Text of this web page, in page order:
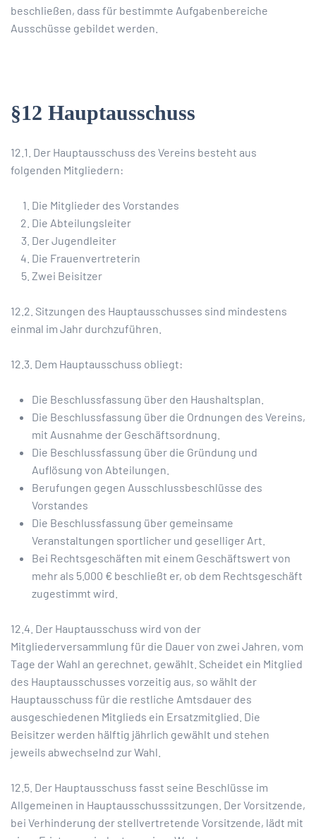
beschließen, dass für bestimmte Aufgabenbereiche
Ausschüsse gebildet werden.
§12 Hauptausschuss
12.1. Der Hauptausschuss des Vereins besteht aus
folgenden Mitgliedern:
Die Mitglieder des Vorstandes
Die Abteilungsleiter
Der Jugendleiter
Die Frauenvertreterin
Zwei Beisitzer
12.2. Sitzungen des Hauptausschusses sind mindestens
einmal im Jahr durchzuführen.
12.3. Dem Hauptausschuss obliegt:
Die Beschlussfassung über den Haushaltsplan.
Die Beschlussfassung über die Ordnungen des Vereins,
mit Ausnahme der Geschäftsordnung.
Die Beschlussfassung über die Gründung und
Auflösung von Abteilungen.
Berufungen gegen Ausschlussbeschlüsse des
Vorstandes
Die Beschlussfassung über gemeinsame
Veranstaltungen sportlicher und geselliger Art.
Bei Rechtsgeschäften mit einem Geschäftswert von
mehr als 5.000 € beschließt er, ob dem Rechtsgeschäft
zugestimmt wird.
12.4. Der Hauptausschuss wird von der
Mitgliederversammlung für die Dauer von zwei Jahren, vom
Tage der Wahl an gerechnet, gewählt. Scheidet ein Mitglied
des Hauptausschusses vorzeitig aus, so wählt der
Hauptausschuss für die restliche Amtsdauer des
ausgeschiedenen Mitglieds ein Ersatzmitglied. Die
Beisitzer werden hälftig jährlich gewählt und stehen
jeweils abwechselnd zur Wahl.
12.5. Der Hauptausschuss fasst seine Beschlüsse im
Allgemeinen in Hauptausschusssitzungen. Der Vorsitzende,
bei Verhinderung der stellvertretende Vorsitzende, lädt mit